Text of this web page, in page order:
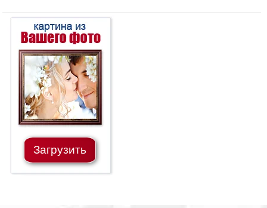
Загрузить